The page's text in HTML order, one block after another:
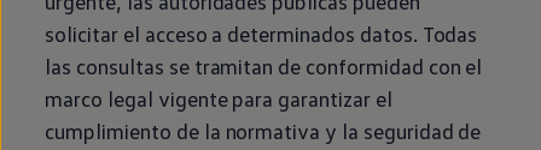
solicitar el acceso a determinados datos. Todas
las consultas se tramitan de conformidad con el
marco legal vigente para garantizar el
cumplimiento de la normativa y la seguridad de